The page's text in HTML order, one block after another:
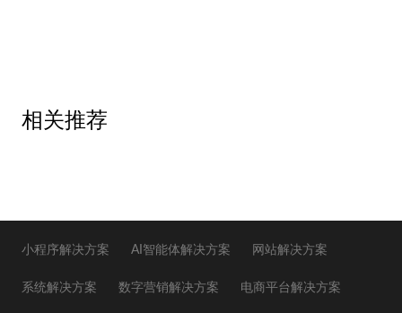
相关推荐
小程序解决方案 AI智能体解决方案 网站解决方案
系统解决方案 数字营销解决方案 电商平台解决方案